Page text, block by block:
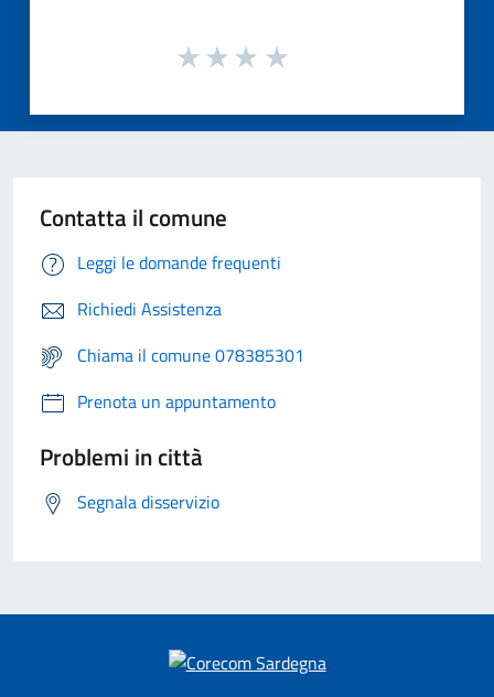
Contatta il comune
Leggi le domande frequenti
Richiedi Assistenza
Chiama il comune 078385301
Prenota un appuntamento
Problemi in città
Segnala disservizio